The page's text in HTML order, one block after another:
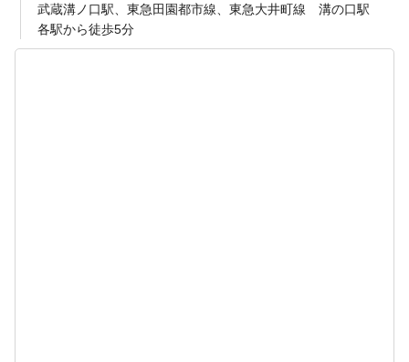
武蔵溝ノ口駅、東急田園都市線、東急大井町線 溝の口駅
各駅から徒歩5分